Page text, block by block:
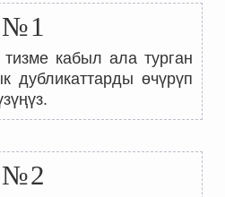
№1
кабыл ала турган
дубликаттарды өчүрүп
№2